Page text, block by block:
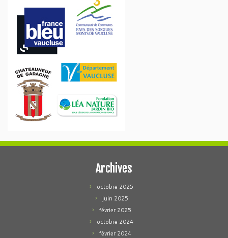
Archives
octobre 2025
juin 2025
février 2025
octobre 2024
février 2024